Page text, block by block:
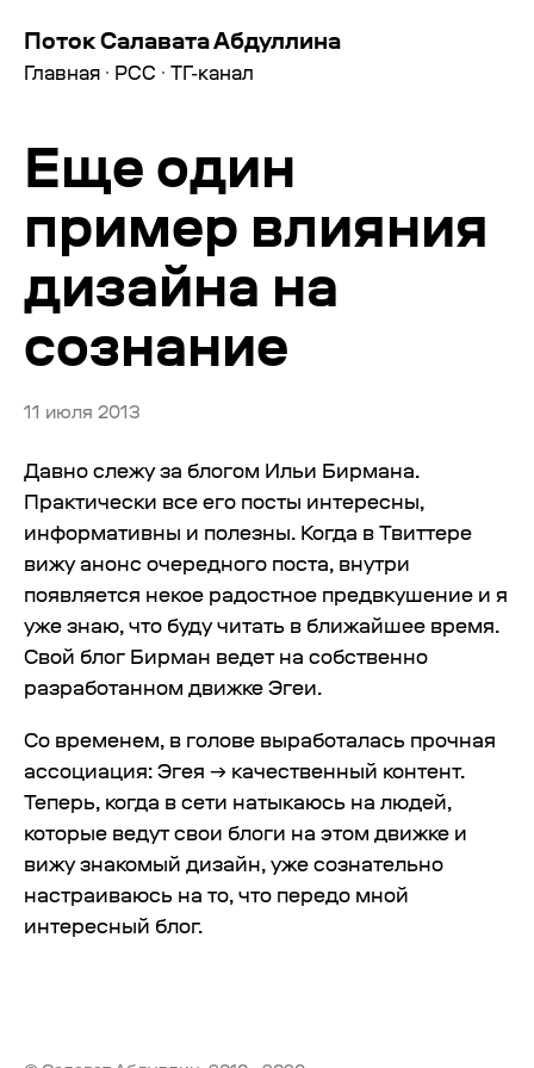
Поток Салавата Абдуллина
Главная · РСС · ТГ-канал
Еще один
пример влияния
дизайна на
сознание
11 июля 2013
Давно слежу за блогом Ильи Бирмана.
Практически все его посты интересны,
информативны и полезны. Когда в Твиттере
вижу анонс очередного поста, внутри
появляется некое радостное предвкушение и я
уже знаю, что буду читать в ближайшее время.
Свой блог Бирман ведет на собственно
разработанном движке Эгеи.
Со временем, в голове выработалась прочная
ассоциация: Эгея → качественный контент.
Теперь, когда в сети натыкаюсь на людей,
которые ведут свои блоги на этом движке и
вижу знакомый дизайн, уже сознательно
настраиваюсь на то, что передо мной
интересный блог.